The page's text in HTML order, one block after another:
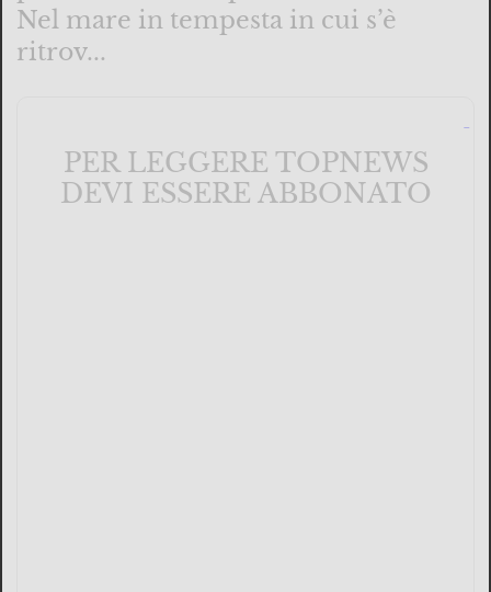
Nel mare in tempesta in cui s’è
ritrov...
PER LEGGERE TOPNEWS
DEVI ESSERE ABBONATO